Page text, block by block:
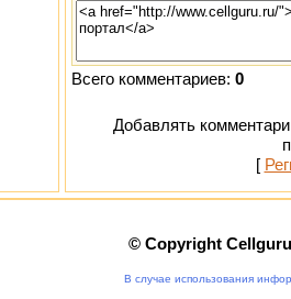
Всего комментариев: 0
Добавлять
[
© Copyright
В случае использования